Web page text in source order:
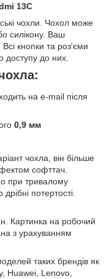
13C
чохли. Чохол може
силікону. Ваш
кнопки та роз'єми
доступу до них.
на e-mail після
0,9 мм
чохла, він більше
софттач.
при тривалому
потертості.
Картинка на робочий
з урахуванням
таких брендів як
Huawei, Lenovo,